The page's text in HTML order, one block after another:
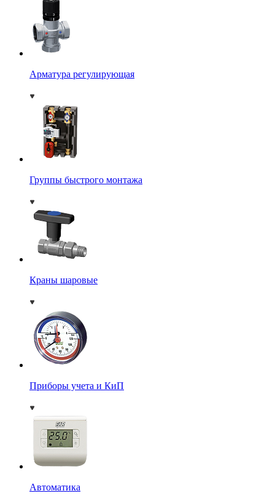
Арматура регулирующая
Группы быстрого монтажа
Краны шаровые
Приборы учета и КиП
Автоматика